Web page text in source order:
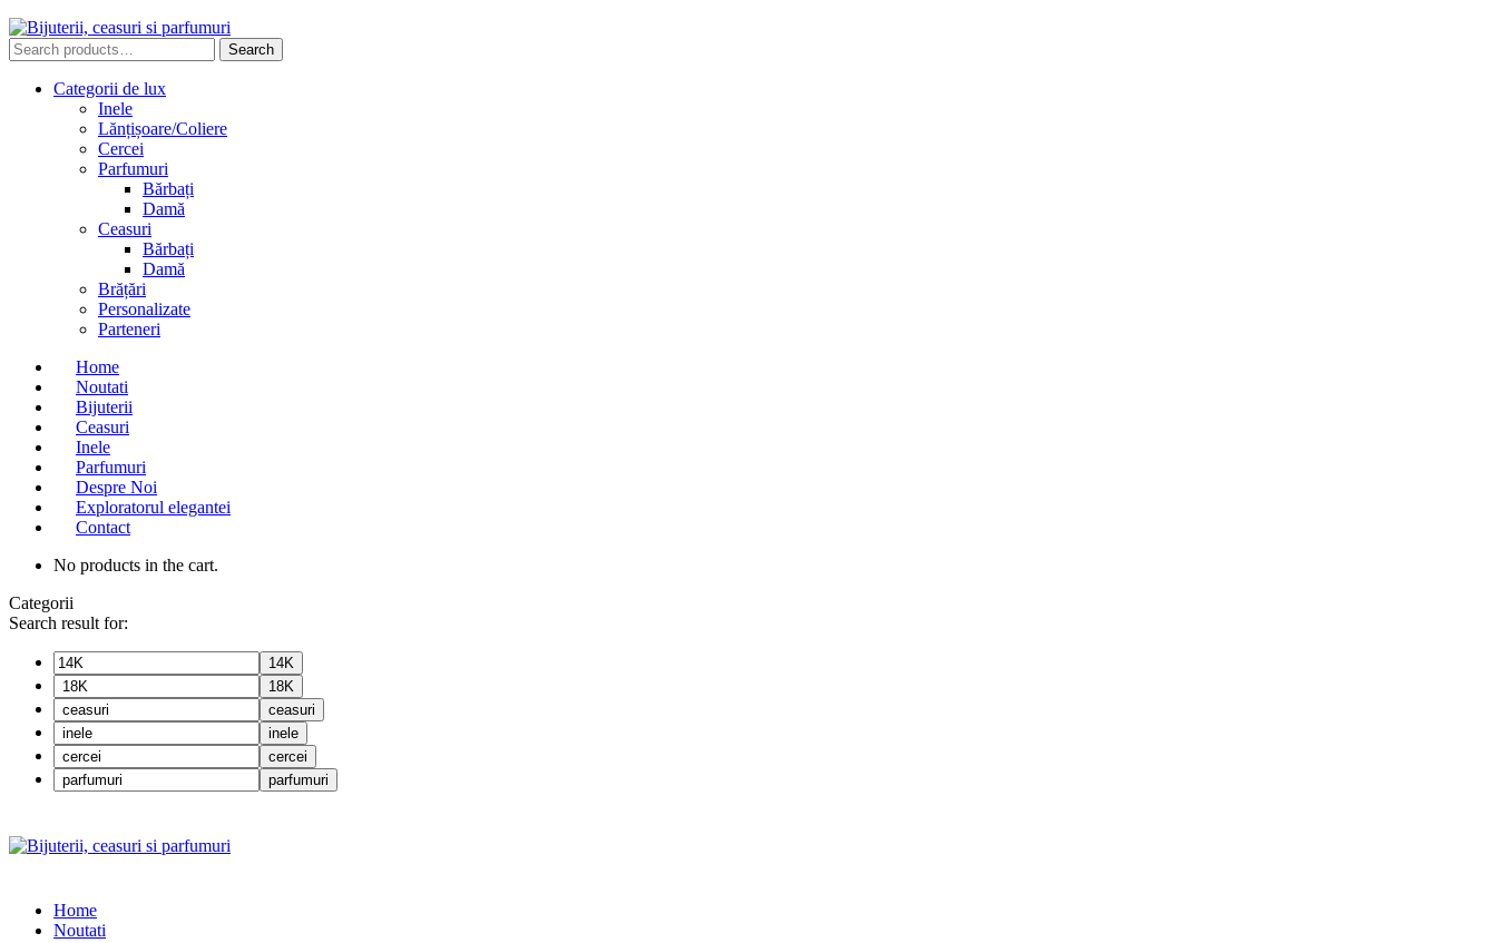
Search
for:
Search
Categorii de lux
Inele
Lănțișoare/Coliere
Cercei
Parfumuri
Bărbați
Damă
Ceasuri
Bărbați
Damă
Brățări
Personalizate
Parteneri
Home
Noutati
Bijuterii
Ceasuri
Inele
Parfumuri
Despre Noi
Exploratorul elegantei
Contact
No products in the cart.
Categorii
Search result for:
14K
18K
ceasuri
inele
cercei
parfumuri
Home
Noutati